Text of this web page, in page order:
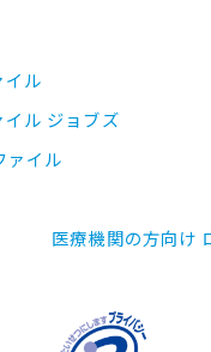
イル
イル ジョブズ
ァイル
医療機関の方向け